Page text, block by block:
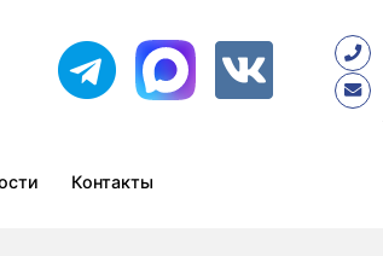
Контакты